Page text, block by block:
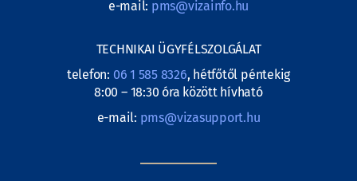
e-mail: pms@vizainfo.hu
TECHNIKAI ÜGYFÉLSZOLGÁLAT
telefon: 06 1 585 8326, hétfőtől péntekig
8:00 – 18:30 óra között hívható
e-mail: pms@vizasupport.hu